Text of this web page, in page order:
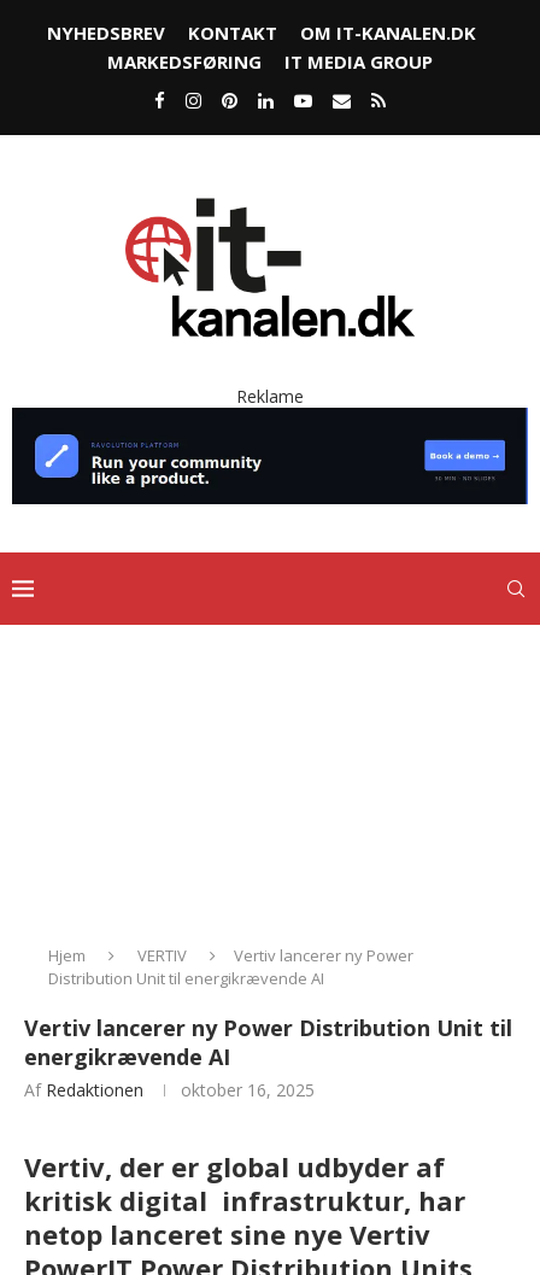
NYHEDSBREV KONTAKT
OM IT-KANALEN.DK
MARKEDSFØRING
IT MEDIA GROUP
Reklame
Hjem VERTIV
Vertiv lancerer ny Power
Distribution Unit til energikrævende AI
Vertiv lancerer ny Power Distribution Unit til
energikrævende AI
Af Redaktionen oktober 16, 2025
Vertiv, der er global udbyder af
kritisk digital infrastruktur, har
netop lanceret sine nye Vertiv